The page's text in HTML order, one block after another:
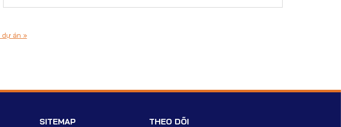
dự án »
SITEMAP THEO DÕI